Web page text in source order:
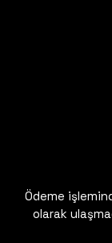
Ödeme
olarak